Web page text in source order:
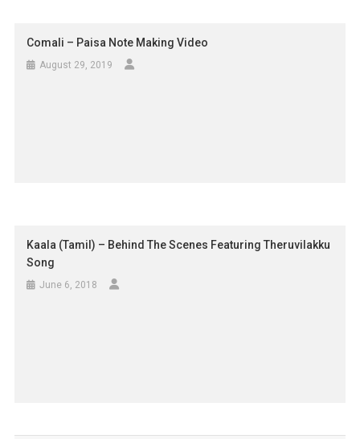
வகையில்.. அட்லீ மற்றும் ஷாருக்கான் இடையே வெளிப்பட்ட
அற்புதமான ஒருங்கிணைப்பை வெளிப்படுத்தி, தரவரிசையில்
Comali – Paisa Note Making Video
August 29, 2019
Kaala (Tamil) – Behind The Scenes Featuring Theruvilakku
Song
June 6, 2018